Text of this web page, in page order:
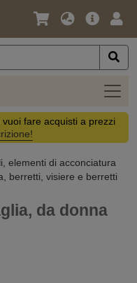
Lingua
Valuta
Offerta
fare acquisti a prezzi
elementi di acconciatura
berretti, visiere e berretti
da donna